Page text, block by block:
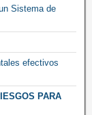
Sistema de
efectivos
PARA